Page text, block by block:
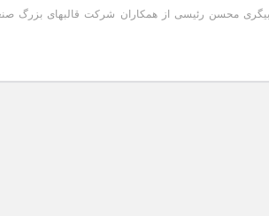
محسن رئیسی از همکاران شرکت قالبهای بزرگ‌